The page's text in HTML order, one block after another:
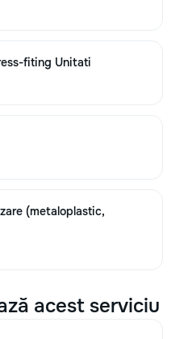
fiting Unitati
(metaloplastic,
acest serviciu